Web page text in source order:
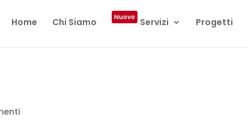
Home Chi Siamo Nuovo Servizi Progetti